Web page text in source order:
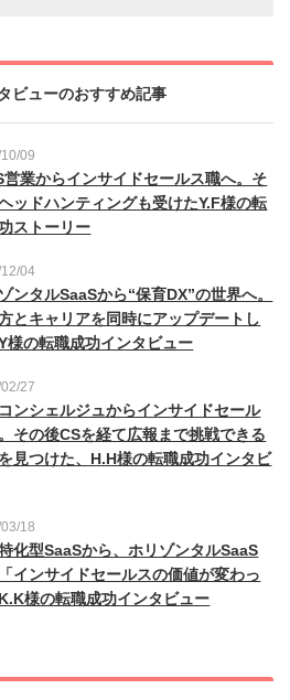
ビューのおすすめ記事
09
営業からインサイドセールス職へ。そ
ッドハンティングも受けたY.F様の転
ストーリー
04
ンタルSaaSから“保育DX”の世界へ。
とキャリアを同時にアップデートし
様の転職成功インタビュー
27
ンシェルジュからインサイドセール
その後CSを経て広報まで挑戦できる
見つけた、H.H様の転職成功インタビ
18
化型SaaSから、ホリゾンタルSaaS
インサイドセールスの価値が変わっ
様の転職成功インタビュー